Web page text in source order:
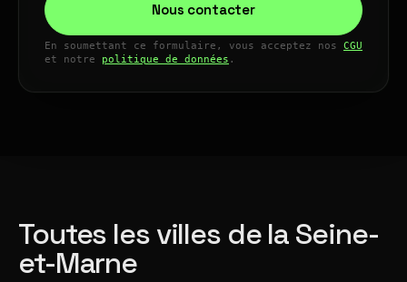
Nous contacter
En soumettant ce formulaire, vous acceptez nos CGU
et notre politique de données .
Toutes les villes de la Seine-
et-Marne